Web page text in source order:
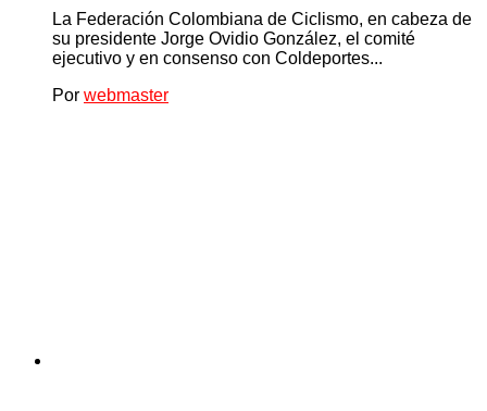
La Federación Colombiana de Ciclismo, en cabeza de
su presidente Jorge Ovidio González, el comité
ejecutivo y en consenso con Coldeportes...
Por webmaster